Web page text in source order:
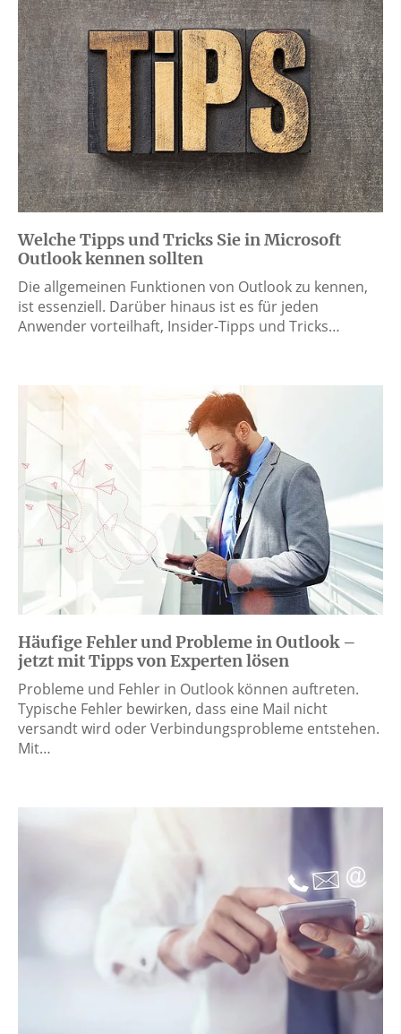
Welche Tipps und Tricks Sie in Microsoft
Outlook kennen sollten
Die allgemeinen Funktionen von Outlook zu kennen,
ist essenziell. Darüber hinaus ist es für jeden
Anwender vorteilhaft, Insider-Tipps und Tricks…
Häufige Fehler und Probleme in Outlook –
jetzt mit Tipps von Experten lösen
Probleme und Fehler in Outlook können auftreten.
Typische Fehler bewirken, dass eine Mail nicht
versandt wird oder Verbindungsprobleme entstehen.
Mit…